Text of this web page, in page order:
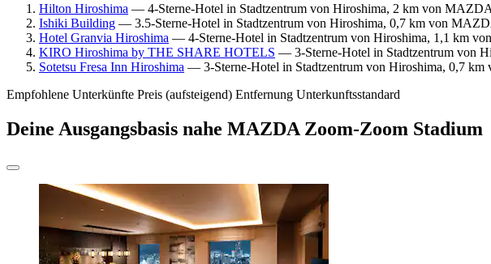
Hilton Hiroshima — 4-Sterne-Hotel in Stadtzentrum von Hiroshima, 2 km von
Ishiki Building — 3.5-Sterne-Hotel in Stadtzentrum von Hiroshima, 0,7 km von
Hotel Granvia Hiroshima — 4-Sterne-Hotel in Stadtzentrum von Hiroshima, 1,1 km
KIRO Hiroshima by THE SHARE HOTELS — 3-Sterne-Hotel in Stadtzentrum von
Sotetsu Fresa Inn Hiroshima — 3-Sterne-Hotel in Stadtzentrum von Hiroshima, 0,7
Empfohlene Unterkünfte Preis (aufsteigend) Entfernung Unterkunftsstandard
Deine Ausgangsbasis nahe MAZDA Zoom-Zoom Stadium